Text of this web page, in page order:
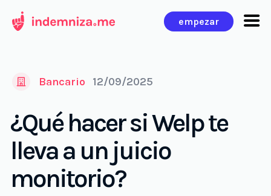
empezar
Bancario 12/09/2025
¿Qué hacer si Welp te
lleva a un juicio
monitorio?